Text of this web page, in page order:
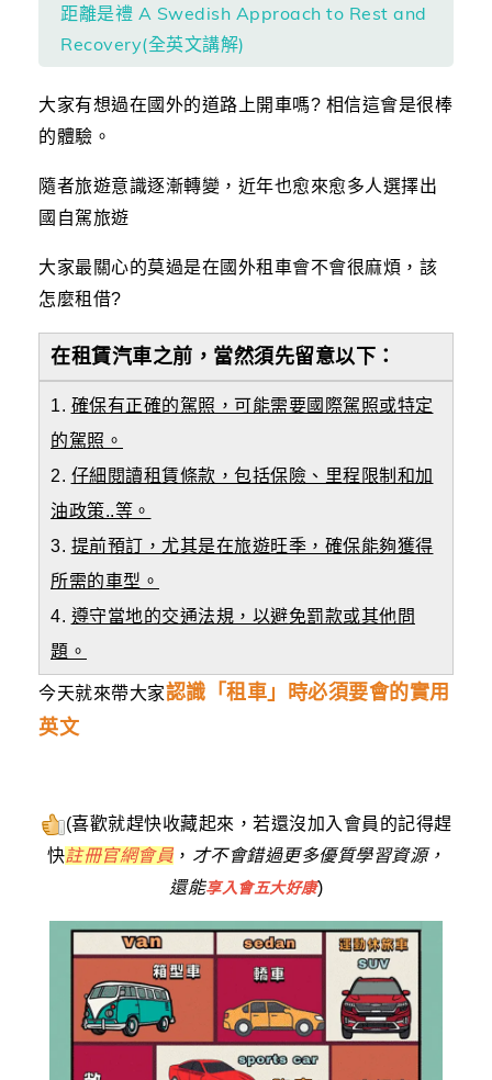
距離是禮 A Swedish Approach to Rest and
Recovery(全英文講解)
大家有想過在國外的道路上開車嗎? 相信這會是很棒
的體驗。
隨者旅遊意識逐漸轉變，近年也愈來愈多人選擇出
國自駕旅遊
大家最關心的莫過是在國外租車會不會很麻煩，該
怎麼租借?
在租賃汽車之前，當然須先留意以下：
1. 確保有正確的駕照，可能需要國際駕照或特定
的駕照。
2. 仔細閱讀租賃條款，包括保險、里程限制和加
油政策..等。
3. 提前預訂，尤其是在旅遊旺季，確保能夠獲得
所需的車型。
4. 遵守當地的交通法規，以避免罰款或其他問
題。
今天就來帶大家認識「租車」時必須要會的實用
英文
(喜歡就趕快收藏起來，若還沒加入會員的記得趕
快註冊官網會員 ， 才不會錯過更多優質學習資源，
還能享入會五大好康)